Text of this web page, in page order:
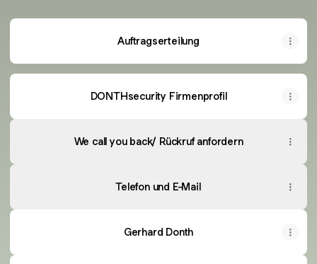
Auftragserteilung
DONTHsecurity Firmenprofil
We call you back/ Rückruf anfordern
Telefon und E-Mail
Gerhard Donth